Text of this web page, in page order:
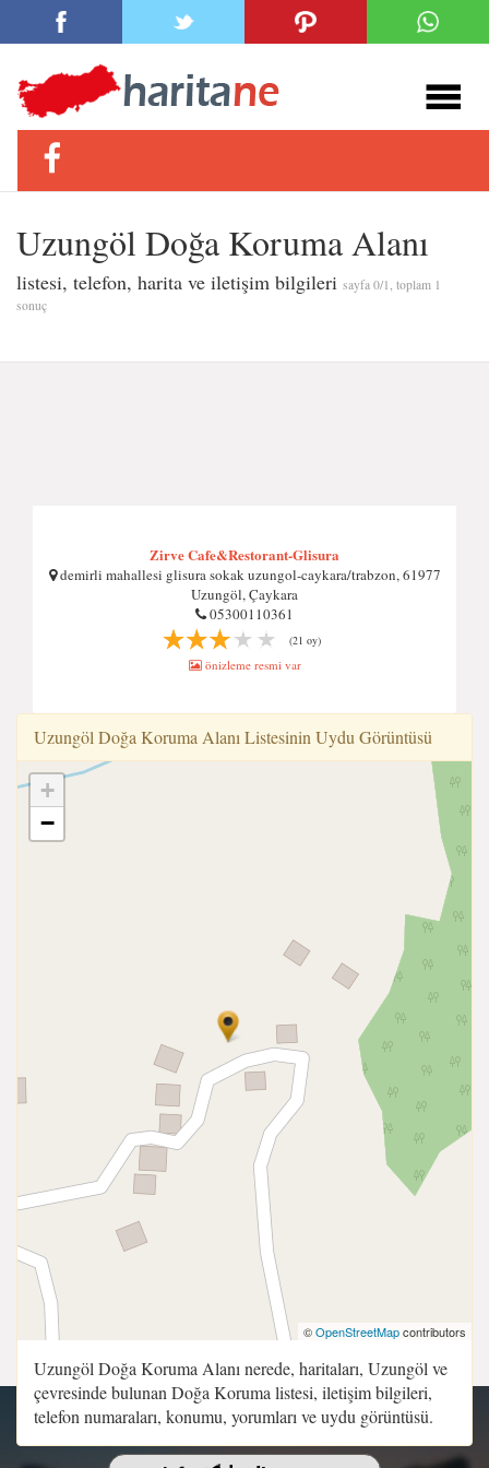
Uzungöl Doğa Koruma Alanı
listesi, telefon, harita ve iletişim bilgileri sayfa 0/1, toplam 1
sonuç
Zirve Cafe&Restorant-Glisura
demirli mahallesi glisura sokak uzungol-caykara/trabzon, 61977
Uzungöl, Çaykara
05300110361
(21 oy)
önizleme resmi var
Uzungöl Doğa Koruma Alanı Listesinin Uydu Görüntüsü
+
−
©OpenStreetMapcontributors
Uzungöl Doğa Koruma Alanı nerede, haritaları, Uzungöl ve
çevresinde bulunan Doğa Koruma listesi, iletişim bilgileri,
telefon numaraları, konumu, yorumları ve uydu görüntüsü.
Copyright 2015 - 2026 | Sitenin Tüm Hakları Saklıdır.